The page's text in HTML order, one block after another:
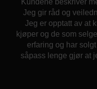
Kundene beskriver
Jeg gir råd og
Jeg er opptatt av at
kjøper og de som
erfaring og har
såpass lenge gjør at